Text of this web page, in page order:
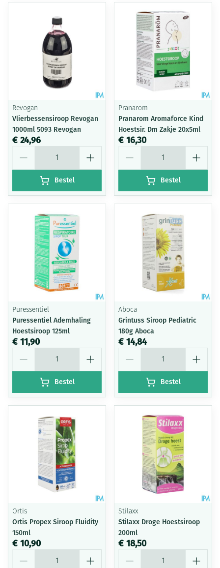
Revogan
Vlierbessensiroop Revogan
1000ml 5093 Revogan
€ 24,96
Bestel
Pranarom
Pranarom Aromaforce Kind
Hoestsir. Dm Zakje 20x5ml
€ 16,30
Bestel
Puressentiel
Puressentiel Ademhaling
Hoestsiroop 125ml
€ 11,90
Bestel
Aboca
Grintuss Siroop Pediatric
180g Aboca
€ 14,84
Bestel
Ortis
Ortis Propex Siroop Fluidity
150ml
€ 10,90
Stilaxx
Stilaxx Droge Hoestsiroop
200ml
€ 18,50